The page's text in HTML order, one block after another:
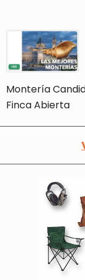
Montería
Finca Abierta